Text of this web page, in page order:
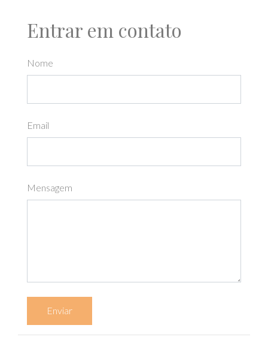
Entrar em contato
Nome
Email
Mensagem
Enviar